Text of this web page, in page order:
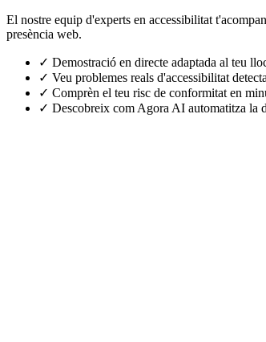
El nostre equip d'experts en accessibilitat
presència web.
✓ Demostració en directe adaptada al teu
✓ Veu problemes reals d'accessibilitat
✓ Comprèn el teu risc de conformitat en
✓ Descobreix com Agora AI automatitza la